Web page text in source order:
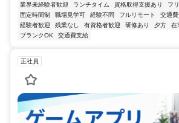
業界未経験者歓迎 ランチタイム 資格取得支援あり フ
固定時間制
職場見学可 経験不問 フルリモート 交通
経験者歓迎
残業なし 有資格者歓迎 研修あり 夕方 在
ブランクOK
交通費支給
正社員